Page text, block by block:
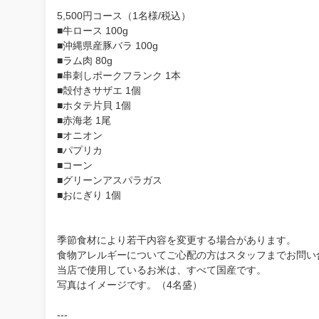
5,500円コース（1名様/税込）
■牛ロース 100g
■沖縄県産豚バラ 100g
■ラム肉 80g
■串刺しポークフランク 1本
■殻付きサザエ 1個
■ホタテ片貝 1個
■赤海老 1尾
■オニオン
■パプリカ
■コーン
■グリーンアスパラガス
■おにぎり 1個
季節食材により若干内容を変更する場合があります。
食物アレルギーについてご心配の方はスタッフまでお問い
当店で使用しているお米は、すべて国産です。
写真はイメージです。（4名盛）
---